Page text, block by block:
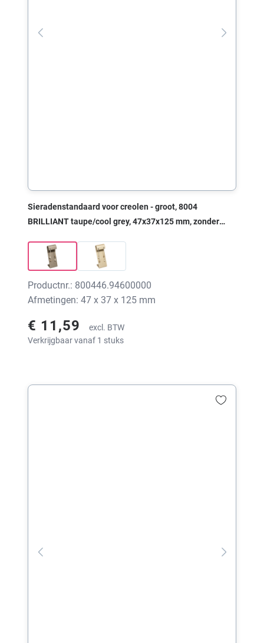
Sieradenstandaard voor creolen - groot, 8004
BRILLIANT taupe/cool grey, 47x37x125 mm, zonder
Productnr.: 800446.94600000
Afmetingen: 47 x 37 x 125 mm
€ 11,59
excl. BTW
Verkrijgbaar vanaf 1 stuks